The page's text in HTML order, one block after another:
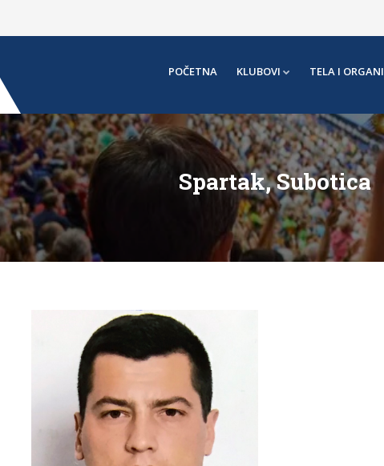
POČETNA KLUBOVI TELA I ORGANI
Spartak, Subotica